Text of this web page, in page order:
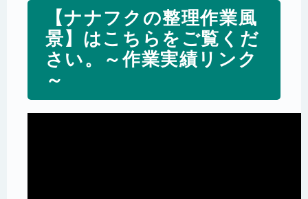
【ナナフクの整理作業風
景】はこちらをご覧くだ
さい。～作業実績リンク
～